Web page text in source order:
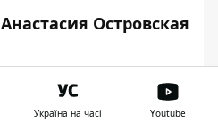
Анастасия Островская
Україна на часі Youtube